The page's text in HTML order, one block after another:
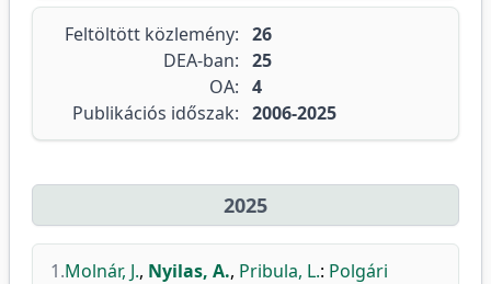
Feltöltött közlemény: 26
DEA-ban: 25
OA: 4
Publikációs időszak: 2006-2025
2025
1.Molnár, J., Nyilas, A., Pribula, L.: Polgári